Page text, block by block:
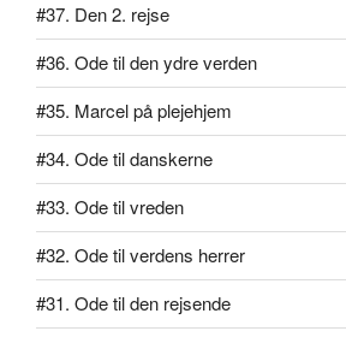
#37. Den 2. rejse
#36. Ode til den ydre verden
#35. Marcel på plejehjem
#34. Ode til danskerne
#33. Ode til vreden
#32. Ode til verdens herrer
#31. Ode til den rejsende